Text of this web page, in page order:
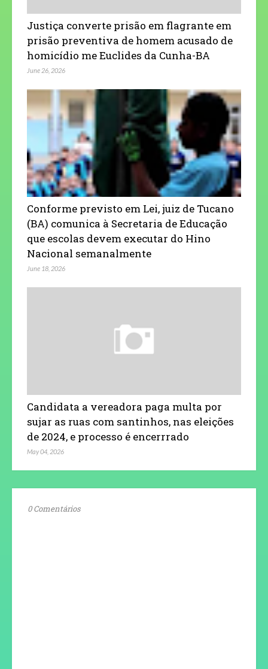
Justiça converte prisão em flagrante em
prisão preventiva de homem acusado de
homicídio me Euclides da Cunha-BA
June 26, 2026
Conforme previsto em Lei, juiz de Tucano
(BA) comunica à Secretaria de Educação
que escolas devem executar do Hino
Nacional semanalmente
June 18, 2026
Candidata a vereadora paga multa por
sujar as ruas com santinhos, nas eleições
de 2024, e processo é encerrrado
May 04, 2026
0 Comentários